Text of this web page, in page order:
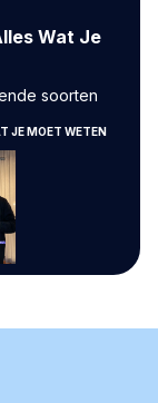
Wat Je
soorten
JE MOET WETEN